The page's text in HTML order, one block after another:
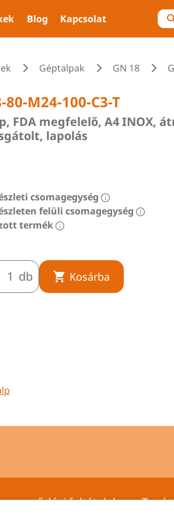
Blog Kapcsolat
Géptalpak GN 18
A termékkép illusztráció.
80-M24-100-C3-T
FDA megfelelő, A4 INOX,
lapolás
csomagegység
felüli csomagegység
termék
db Kosárba
szerződési feltételek